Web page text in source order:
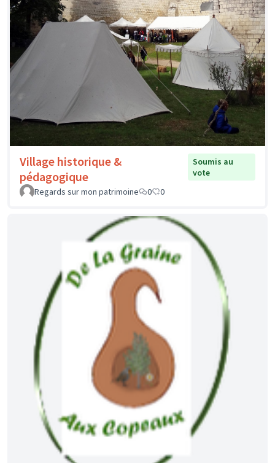
Village historique &
pédagogique
Soumis au
vote
Regards sur mon patrimoine
0 0